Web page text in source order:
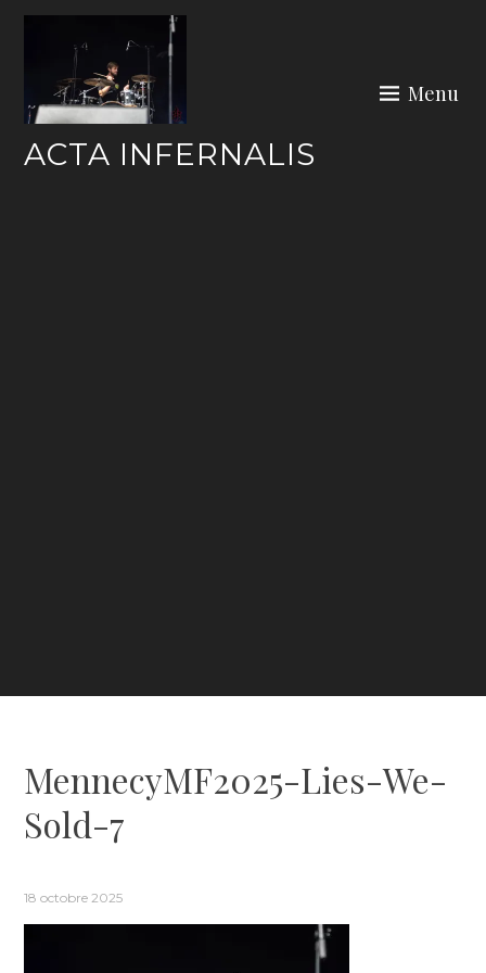
Skip
ACTA INFERNALIS
Menu
MennecyMF2025-Lies-We-
Sold-7
18 octobre 2025